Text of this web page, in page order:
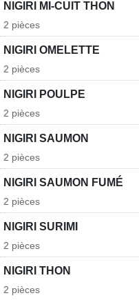
NIGIRI MI-CUIT THON
2 pièces
NIGIRI OMELETTE
2 pièces
NIGIRI POULPE
2 pièces
NIGIRI SAUMON
2 pièces
NIGIRI SAUMON FUMÉ
2 pièces
NIGIRI SURIMI
2 pièces
NIGIRI THON
2 pièces